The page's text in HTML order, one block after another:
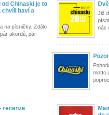
Chinaski je to
chvíli baví a
na písničky. Zdálo
akordů, pár
Již
nás
motto
recenze